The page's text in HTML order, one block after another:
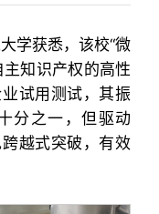
学获悉，该校“微
知识产权的高性
试用测试，其振
分之一，但驱动
越式突破，有效